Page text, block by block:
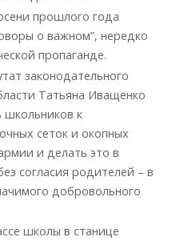
прошлого года
о важном”, нередко
пропаганде.
законодательного
Татьяна Иващенко
школьников к
сеток и окопных
и делать это в
согласия родителей – в
добровольного
школы в станице